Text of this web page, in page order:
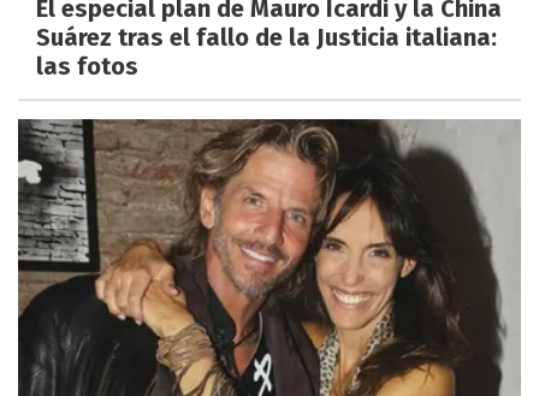
El especial plan de Mauro Icardi y la China
Suárez tras el fallo de la Justicia italiana:
las fotos